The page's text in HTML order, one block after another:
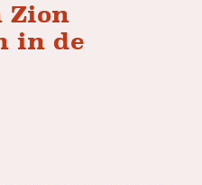
Zion
in de